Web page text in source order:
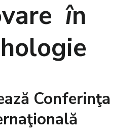
în
Conferinţa